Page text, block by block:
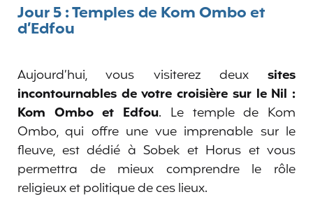
Jour 5 : Temples de Kom Ombo et
d’Edfou
Aujourd’hui, vous visiterez deux sites
incontournables de votre croisière sur le Nil :
Kom Ombo et Edfou. Le temple de Kom
Ombo, qui offre une vue imprenable sur le
fleuve, est dédié à Sobek et Horus et vous
permettra de mieux comprendre le rôle
religieux et politique de ces lieux.